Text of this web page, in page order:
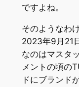
ですよね。
そのようなわ
2023年9月21
なのはマスタ
メントの頃の
ドにブランド